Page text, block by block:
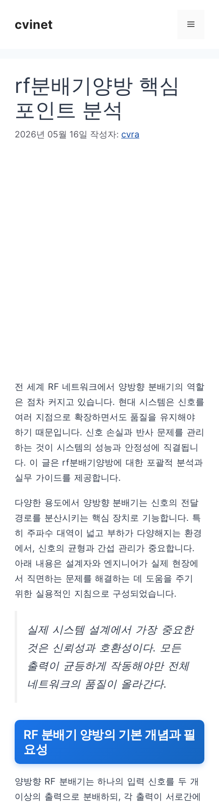
cvinet 메
rf분배기양방 핵심
포인트 분석
2026년 05월 16일 작성자: cvra
전 세계 RF 네트워크에서 양방향 분배기의 역할
은 점차 커지고 있습니다. 현대 시스템은 신호를
여러 지점으로 확장하면서도 품질을 유지해야
하기 때문입니다. 신호 손실과 반사 문제를 관리
하는 것이 시스템의 성능과 안정성에 직결됩니
다. 이 글은 rf분배기양방에 대한 포괄적 분석과
실무 가이드를 제공합니다.
다양한 용도에서 양방향 분배기는 신호의 전달
경로를 분산시키는 핵심 장치로 기능합니다. 특
히 주파수 대역이 넓고 부하가 다양해지는 환경
에서, 신호의 균형과 간섭 관리가 중요합니다.
아래 내용은 설계자와 엔지니어가 실제 현장에
서 직면하는 문제를 해결하는 데 도움을 주기
위한 실용적인 지침으로 구성되었습니다.
실제 시스템 설계에서 가장 중요한
것은 신뢰성과 호환성이다. 모든
출력이 균등하게 작동해야만 전체
네트워크의 품질이 올라간다.
RF 분배기 양방의 기본 개념과 필
요성
양방향 RF 분배기는 하나의 입력 신호를 두 개
이상의 출력으로 분배하되, 각 출력이 서로간에